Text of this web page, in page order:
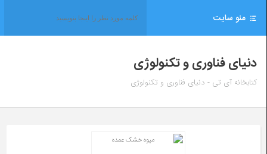
منو سایت
دنیای فناوری و تکنولوژی
کتابخانه آی تی - دنیای فناوری و تکنولوژی